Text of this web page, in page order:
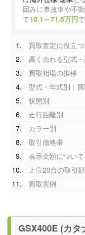
因みに事故車や不
て10.1～71.5万円
買取査定に役立
高く売れる型式
買取相場の推移
型式・年式別｜
状態別
走行距離別
カラー別
取引価格帯
表示金額について
上位20台の取引額
買取実例
GSX400E (カタナ)